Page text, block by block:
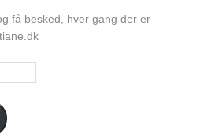
få besked, hver gang der er